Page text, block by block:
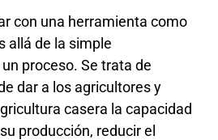
con una herramienta como
allá de la simple
proceso. Se trata de
dar a los agricultores y
casera la capacidad
producción, reducir el